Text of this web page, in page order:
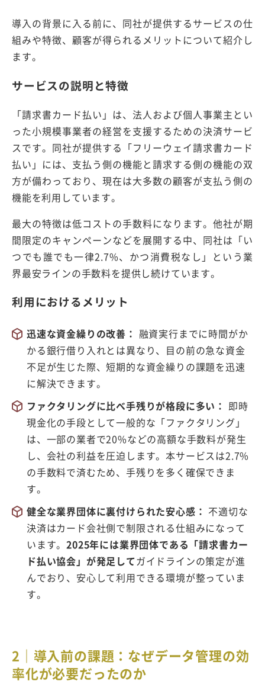
導入の背景に入る前に、同社が提供するサービスの仕
組みや特徴、顧客が得られるメリットについて紹介し
ます。
サービスの説明と特徴
「請求書カード払い」は、法人および個人事業主とい
った小規模事業者の経営を支援するための決済サービ
スです。同社が提供する「フリーウェイ請求書カード
払い」には、支払う側の機能と請求する側の機能の双
方が備わっており、現在は大多数の顧客が支払う側の
機能を利用しています。
最大の特徴は低コストの手数料になります。他社が期
間限定のキャンペーンなどを展開する中、同社は「い
つでも誰でも一律2.7%、かつ消費税なし」という業
界最安ラインの手数料を提供し続けています。
利用におけるメリット
迅速な資金繰りの改善： 融資実行までに時間がか
かる銀行借り入れとは異なり、目の前の急な資金
不足が生じた際、短期的な資金繰りの課題を迅速
に解決できます。
ファクタリングに比べ手残りが格段に多い： 即時
現金化の手段として一般的な「ファクタリング」
は、一部の業者で20%などの高額な手数料が発生
し、会社の利益を圧迫します。本サービスは2.7%
の手数料で済むため、手残りを多く確保できま
す。
健全な業界団体に裏付けられた安心感： 不適切な
決済はカード会社側で制限される仕組みになって
います。2025年には業界団体である「請求書カー
ド払い協会」が発足してガイドラインの策定が進
んでおり、安心して利用できる環境が整っていま
す。
2｜導入前の課題：なぜデータ管理の効
率化が必要だったのか